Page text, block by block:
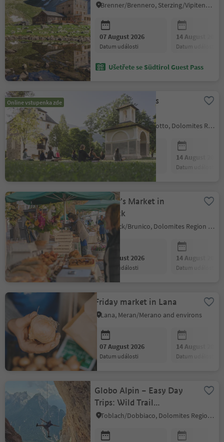
Brenner/Brennero, Sterzing/Vipiteno and environs
07 August 2026
datum události
14 August 2026
datum události
Ušetřete se Südtirol Guest Pass
Online vstupenka zde
Yoga with fitness
breakfast
Kastelruth/Castelrotto, Dolomites Region Seiser Alm
07 August 2026
datum události
14 August 2026
datum události
Farmer's Market in
Bruneck
Bruneck/Brunico, Dolomites Region Kronplatz/Plan de Corones
07 August 2026
datum události
14 August 2026
datum události
Friday market in Lana
Lana, Meran/Merano and environs
07 August 2026
datum události
14 August 2026
datum události
Globo Alpin – Easy Day
Trips: Wild Trail
Dolomites
Toblach/Dobbiaco, Dolomites Region 3 Zinnen